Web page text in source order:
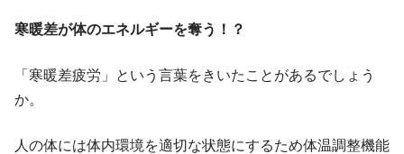
寒暖差が体のエネルギーを奪う！？
「寒暖差疲労」という言葉をきいたことがあるでしょう
か。
人の体には体内環境を適切な状態にするため体温調整機能